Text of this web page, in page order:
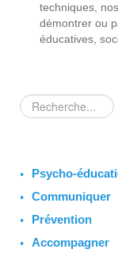
techniques,
démontrer ou
éducatives,
Rechercher
Psycho-
Communiquer
Prévention
Accompagner